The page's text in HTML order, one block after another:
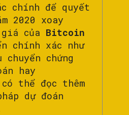
chính để quyết
2020 xoay
của Bitcoin
chính xác như
chứng
hay
thể đọc thêm
dự đoán